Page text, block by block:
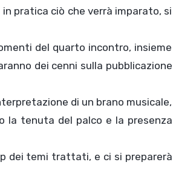
pratica ciò che verrà imparato, si
del quarto incontro, insieme
dei cenni sulla pubblicazione
di un brano musicale,
la tenuta del palco e la presenza
dei temi trattati, e ci si preparerà